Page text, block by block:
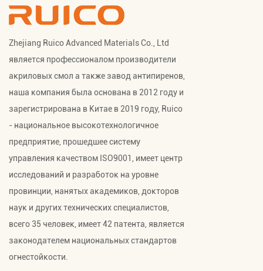
Zhejiang Ruico Advanced Materials Co., Ltd
является профессионалом производители
акриловых смол а также завод антипиренов
наша компания была основана в 2012 году и
зарегистрирована в Китае в 2019 году, Ruico
- национальное высокотехнологичное
предприятие, прошедшее систему
управления качеством ISO9001, имеет центр
исследований и разработок на уровне
провинции, нанятых академиков, докторов
наук и других технических специалистов,
всего 35 человек, имеет 42 патента, является
законодателем национальных стандартов
огнестойкости.